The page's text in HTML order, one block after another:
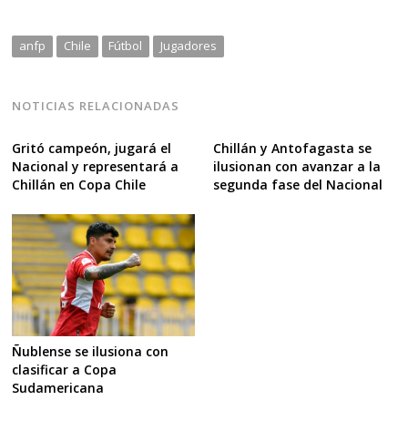
anfp Chile Fútbol Jugadores
NOTICIAS RELACIONADAS
Gritó campeón, jugará el
Nacional y representará a
Chillán en Copa Chile
Chillán y Antofagasta se
ilusionan con avanzar a la
segunda fase del Nacional
Ñublense se ilusiona con
clasificar a Copa
Sudamericana